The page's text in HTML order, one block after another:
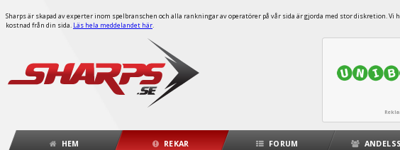
Sharps är skapad av experter inom spelbranschen och alla rankningar av operatörer på vår sida är gjorda med stor diskretion.
kostnad från din sida. Läs hela meddelandet här.
HEM REKAR FORUM